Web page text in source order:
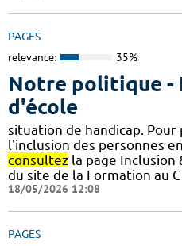
PAGES
relevance: 35%
Notre politique -
d'école
situation de handicap.
l'inclusion des personnes
consultez la page
du site de la Formation au
18/05/2026 12:08
PAGES